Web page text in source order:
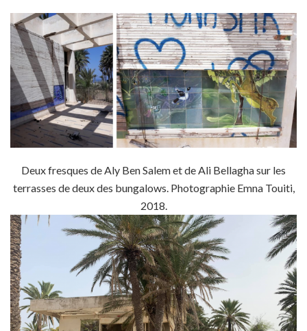
Deux fresques de Aly Ben Salem et de Ali Bellagha sur les
terrasses de deux des bungalows. Photographie Emna Touiti,
2018.